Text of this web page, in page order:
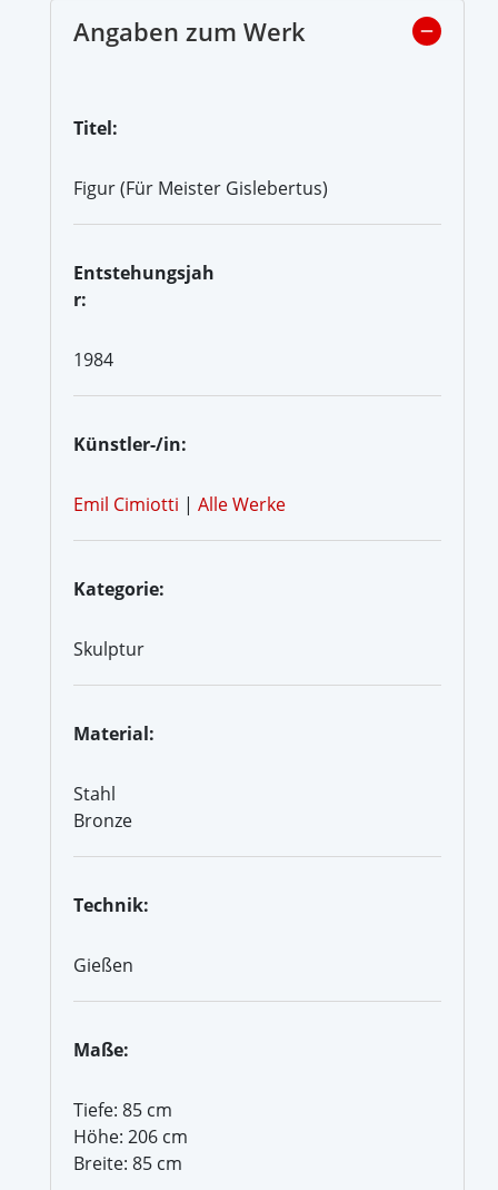
Angaben zum Werk
Titel:
Figur (Für Meister Gislebertus)
Entstehungsjah
r:
1984
Künstler-/in:
Emil Cimiotti | Alle Werke
Kategorie:
Skulptur
Material:
Stahl
Bronze
Technik:
Gießen
Maße:
Tiefe: 85 cm
Höhe: 206 cm
Breite: 85 cm